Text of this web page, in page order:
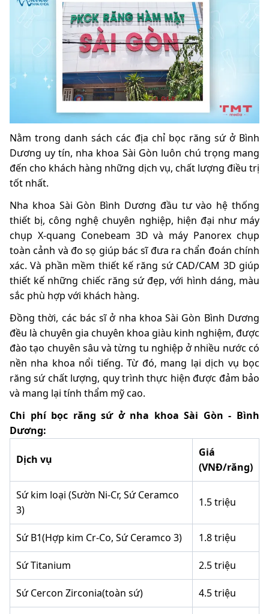
Nằm trong danh sách các địa chỉ bọc răng sứ ở Bình
Dương uy tín, nha khoa Sài Gòn luôn chú trọng mang
đến cho khách hàng những dịch vụ, chất lượng điều trị
tốt nhất.
Nha khoa Sài Gòn Bình Dương đầu tư vào hệ thống
thiết bị, công nghệ chuyên nghiệp, hiện đại như máy
chụp X-quang Conebeam 3D và máy Panorex chụp
toàn cảnh và đo sọ giúp bác sĩ đưa ra chẩn đoán chính
xác. Và phần mềm thiết kế răng sứ CAD/CAM 3D giúp
thiết kế những chiếc răng sứ đẹp, với hình dáng, màu
sắc phù hợp với khách hàng.
Đồng thời, các bác sĩ ở nha khoa Sài Gòn Bình Dương
đều là chuyên gia chuyên khoa giàu kinh nghiệm, được
đào tạo chuyên sâu và từng tu nghiệp ở nhiều nước có
nền nha khoa nổi tiếng. Từ đó, mang lại dịch vụ bọc
răng sứ chất lượng, quy trình thực hiện được đảm bảo
và mang lại tính thẩm mỹ cao.
Chi phí bọc răng sứ ở nha khoa Sài Gòn - Bình
Dương:
Dịch vụ
Giá
(VNĐ/răng)
Sứ kim loại (Sườn Ni-Cr, Sứ Ceramco
3)
1.5 triệu
Sứ B1(Hợp kim Cr-Co, Sứ Ceramco 3) 1.8 triệu
Sứ Titanium 2.5 triệu
Sứ Cercon Zirconia(toàn sứ) 4.5 triệu